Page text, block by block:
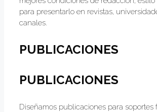
para presentarlo en revistas,
canales.
PUBLICACIONES
PUBLICACIONES
Diseñamos publicaciones para soportes